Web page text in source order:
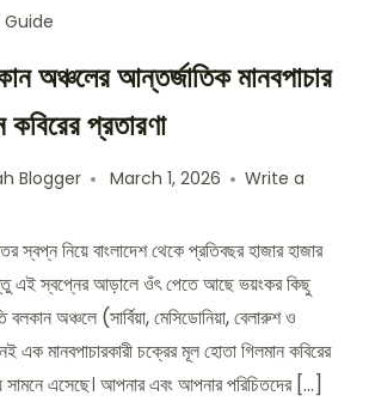
অঞ্চলের আন্তর্জাতিক মানবপাচার
প্রতারণা
Blogger March 1, 2026
Write a
স্বপ্ন নিয়ে বাংলাদেশ থেকে প্রতিবছর হাজার হাজার
এই স্বপ্নের আড়ালে ওঁৎ পেতে আছে ভয়ংকর কিছু
অঞ্চলে (সার্বিয়া, মেসিডোনিয়া, বেলারুশ ও
এক মানবপাচারকারী চক্রের মূল হোতা গিলমান কবিরের
সামনে এসেছে। আপনার এবং আপনার পরিচিতদের […]